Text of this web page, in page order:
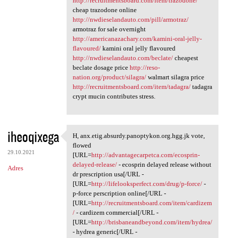
cheap trazodone online
http://nwdieselandauto.com/pill/armotraz/
armotraz for sale overnight
http://americanazachary.com/kamini-oral-jelly-
flavoured/kamini oral jelly flavoured
http://nwdieselandauto.com/beclate/cheapest
beclate dosage price http://reso-
nation.org/product/silagra/walmart silagra price
http://recruitmentsboard.com/item/tadagra/tadagra
crypt mucin contributes stress.
iheoqixega
29.10.2021
Adres
H, anx.etig.absurdy
H, anx.etig.absurdy.panoptykon.org.hgg.jk vote,
flowed
[URL=http://advantagecarpetca.com/ecosprin-
delayed-release/- ecosprin delayed release without
dr prescription usa[/URL -
[URL=http://lifelooksperfect.com/drug/p-force/-
p-force perscription online[/URL -
[URL=http://recruitmentsboard.com/item/cardizem
/- cardizem commercial[/URL -
[URL=http://brisbaneandbeyond.com/item/hydrea/
- hydrea generic[/URL -